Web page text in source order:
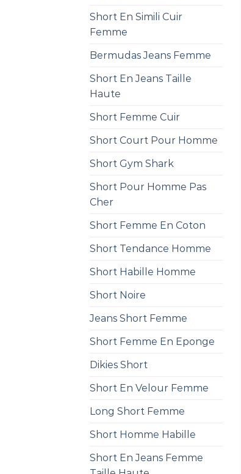
Short En Simili Cuir
Femme
Bermudas Jeans Femme
Short En Jeans Taille
Haute
Short Femme Cuir
Short Court Pour Homme
Short Gym Shark
Short Pour Homme Pas
Cher
Short Femme En Coton
Short Tendance Homme
Short Habille Homme
Short Noire
Jeans Short Femme
Short Femme En Eponge
Dikies Short
Short En Velour Femme
Long Short Femme
Short Homme Habille
Short En Jeans Femme